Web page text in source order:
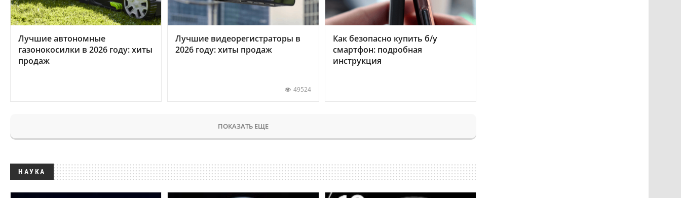
Лучшие автономные
газонокосилки в 2026 году: хиты
продаж
Лучшие видеорегистраторы в
2026 году: хиты продаж
49524
Как безопасно купить б/у
смартфон: подробная
инструкция
ПОКАЗАТЬ ЕЩЕ
НАУКА